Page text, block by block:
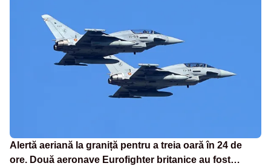
Alertă aeriană la graniță pentru a treia oară în 24 de
ore. Două aeronave Eurofighter britanice au fost